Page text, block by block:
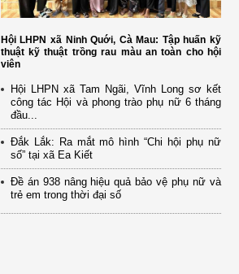
Hội LHPN xã Ninh Quới, Cà Mau: Tập huấn kỹ
thuật kỹ thuật trồng rau màu an toàn cho hội
viên
Hội LHPN xã Tam Ngãi, Vĩnh Long sơ kết
công tác Hội và phong trào phụ nữ 6 tháng
đầu...
Đắk Lắk: Ra mắt mô hình “Chi hội phụ nữ
số” tại xã Ea Kiết
Đề án 938 nâng hiệu quả bảo vệ phụ nữ và
trẻ em trong thời đại số